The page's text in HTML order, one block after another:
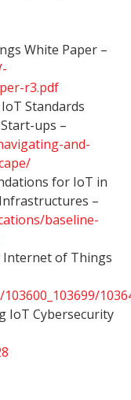
White Paper –
r3.pdf
Standards
ups –
and-
for IoT in
–
baseline-
Internet of Things
IoT Cybersecurity